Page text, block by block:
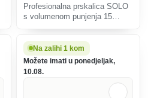
Profesionalna prskalica SOLO
s volumenom punjenja 15
cijev za prskanje od 50 cm.
Na zalihi 1 kom
Možete imati u ponedjeljak,
10.08.